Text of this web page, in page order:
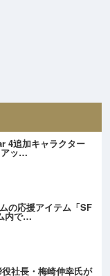
4追加キャラクター
アッ…
の応援アイテム「SF
内で…
社長・梅崎伸幸氏が